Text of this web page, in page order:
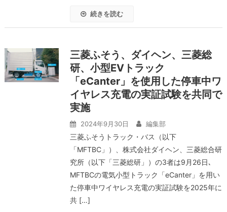
続きを読む
三菱ふそう、ダイヘン、三菱総
研、小型EVトラック
「eCanter」を使用した停車中ワ
イヤレス充電の実証試験を共同で
実施
2024年9月30日 編集部
三菱ふそうトラック・バス（以下
「MFTBC」）、株式会社ダイヘン、三菱総合研
究所（以下「三菱総研」）の3者は9月26日､
MFTBCの電気小型トラック「eCanter」を用い
た停車中ワイヤレス充電の実証試験を2025年に
共 […]